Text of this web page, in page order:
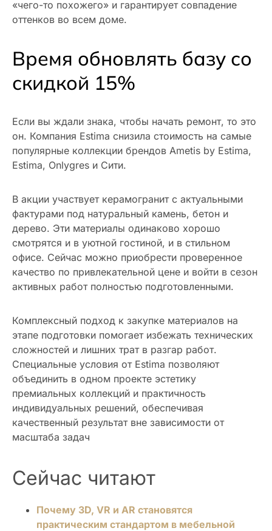
«чего-то похожего» и гарантирует совпадение
оттенков во всем доме.
Время обновлять базу со
скидкой 15%
Если вы ждали знака, чтобы начать ремонт, то это
он. Компания Estima снизила стоимость на самые
популярные коллекции брендов Ametis by Estima,
Estima, Onlygres и Сити.
В акции участвует керамогранит с актуальными
фактурами под натуральный камень, бетон и
дерево. Эти материалы одинаково хорошо
смотрятся и в уютной гостиной, и в стильном
офисе. Сейчас можно приобрести проверенное
качество по привлекательной цене и войти в сезон
активных работ полностью подготовленными.
Комплексный подход к закупке материалов на
этапе подготовки помогает избежать технических
сложностей и лишних трат в разгар работ.
Специальные условия от Estima позволяют
объединить в одном проекте эстетику
премиальных коллекций и практичность
индивидуальных решений, обеспечивая
качественный результат вне зависимости от
масштаба задач
Сейчас читают
Почему 3D, VR и AR становятся
практическим стандартом в мебельной